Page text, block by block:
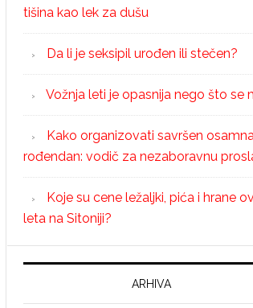
tišina kao lek za dušu
Da li je seksipil urođen ili stečen?
Vožnja leti je opasnija nego što se
Kako organizovati savršen
rođendan: vodič za nezaboravnu
Koje su cene ležaljki, pića i hrane
leta na Sitoniji?
ARHIVA